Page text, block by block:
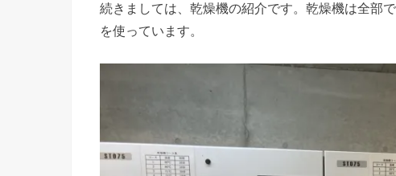
続きましては、乾燥機の紹介です。乾燥機は全部
を使っています。